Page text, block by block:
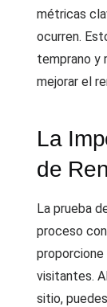
métricas
ocurren.
temprano y
mejorar el
La
de
La prueba
proceso
proporcione
visitantes.
sitio,